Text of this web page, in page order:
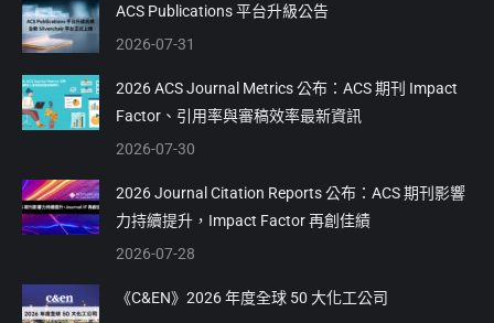
in
new
in
new
ACS Publications 平台升級公告
2026-07-31
2026 ACS Journal Metrics 公布：ACS 期刊 Impact
Factor、引用率與審稿效率最新資訊
2026-07-30
2026 Journal Citation Reports 公布：ACS 期刊影響
力持續提升，Impact Factor 再創佳績
2026-07-28
《C&EN》2026 年度全球 50 大化工公司